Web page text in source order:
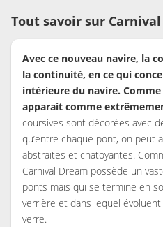
Tout savoir sur
Avec ce nouveau navire, la
la continuité, en ce qui
intérieure du navire. Comme
apparait comme
coursives sont décorées avec
qu’entre chaque pont, on peut
abstraites et chatoyantes.
Carnival Dream possède un
ponts mais qui se termine en
verrière et dans lequel évoluent
verre.